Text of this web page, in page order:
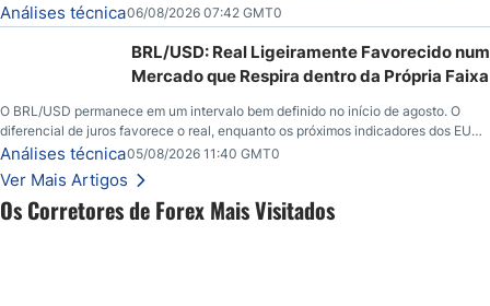
Os Corretores de Forex Mais Visitados
econômicos em busca de novos catalisadores.
Análises técnica06/08/2026 07:42 GMT0
BRL/USD: Real Ligeiramente Favorecido num
Mercado que Respira dentro da Própria Faixa
O BRL/USD permanece em um intervalo bem definido no início de agosto. O
diferencial de juros favorece o real, enquanto os próximos indicadores dos EUA
podem influenciar o comportamento do dólar e o ritmo do mercado.
Análises técnica05/08/2026 11:40 GMT0
Ver Mais Artigos